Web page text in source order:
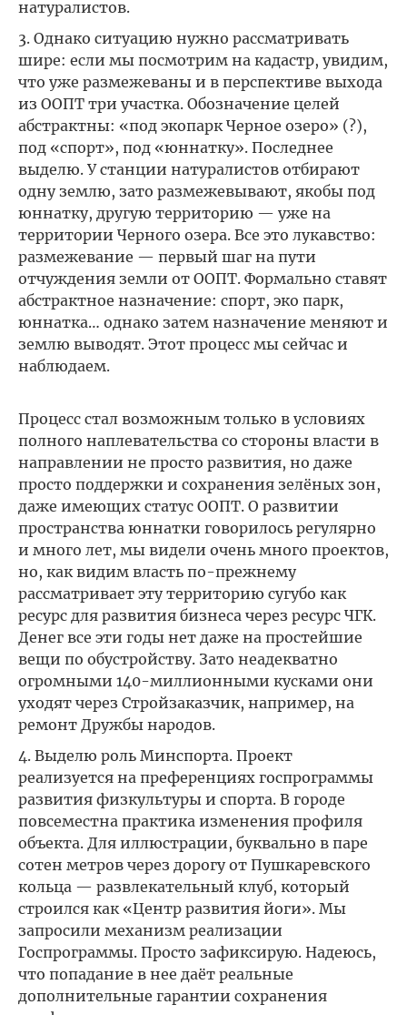
натуралистов.
3. Однако ситуацию нужно рассматривать
шире: если мы посмотрим на кадастр, увидим,
что уже размежеваны и в перспективе выхода
из ООПТ три участка. Обозначение целей
абстрактны: «под экопарк Черное озеро» (?),
под «спорт», под «юннатку». Последнее
выделю. У станции натуралистов отбирают
одну землю, зато размежевывают, якобы под
юннатку, другую территорию — уже на
территории Черного озера. Все это лукавство:
размежевание — первый шаг на пути
отчуждения земли от ООПТ. Формально ставят
абстрактное назначение: спорт, эко парк,
юннатка… однако затем назначение меняют и
землю выводят. Этот процесс мы сейчас и
наблюдаем.
Процесс стал возможным только в условиях
полного наплевательства со стороны власти в
направлении не просто развития, но даже
просто поддержки и сохранения зелёных зон,
даже имеющих статус ООПТ. О развитии
пространства юннатки говорилось регулярно
и много лет, мы видели очень много проектов,
но, как видим власть по-прежнему
рассматривает эту территорию сугубо как
ресурс для развития бизнеса через ресурс ЧГК.
Денег все эти годы нет даже на простейшие
вещи по обустройству. Зато неадекватно
огромными 140-миллионными кусками они
уходят через Стройзаказчик, например, на
ремонт Дружбы народов.
4. Выделю роль Минспорта. Проект
реализуется на преференциях госпрограммы
развития физкультуры и спорта. В городе
повсеместна практика изменения профиля
объекта. Для иллюстрации, буквально в паре
сотен метров через дорогу от Пушкаревского
кольца — развлекательный клуб, который
строился как «Центр развития йоги». Мы
запросили механизм реализации
Госпрограммы. Просто зафиксирую. Надеюсь,
что попадание в нее даёт реальные
дополнительные гарантии сохранения